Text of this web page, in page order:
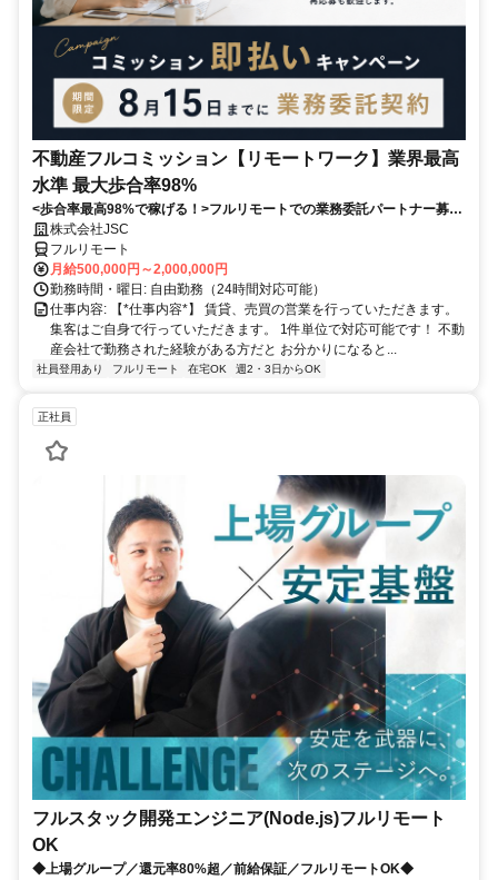
不動産フルコミッション【リモートワーク】業界最高
水準 最大歩合率98%
<歩合率最高98%で稼げる！>フルリモートでの業務委託パートナー募
集！1件単位で対応可能！
株式会社JSC
フルリモート
月給500,000円～2,000,000円
勤務時間・曜日: 自由勤務（24時間対応可能）
仕事内容: 【*仕事内容*】 賃貸、売買の営業を行っていただきます。
集客はご自身で行っていただきます。 1件単位で対応可能です！ 不動
産会社で勤務された経験がある方だと お分かりになると...
社員登用あり フルリモート 在宅OK 週2・3日からOK
正社員
フルスタック開発エンジニア(Node.js)フルリモート
OK
◆上場グループ／還元率80%超／前給保証／フルリモートOK◆